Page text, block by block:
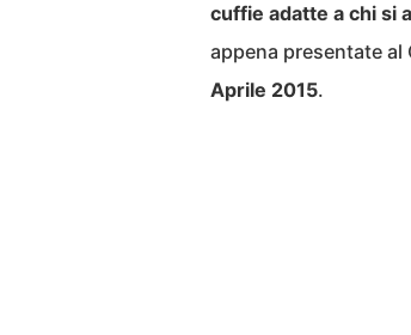
cuffie adatte a chi si
appena presentate al
Aprile 2015.